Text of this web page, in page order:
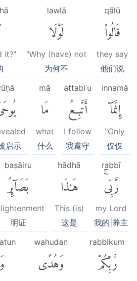
qālū
قَالُوا۟
they say
他们说
lawlā
لَوْلَا
"Why (have) not
为何不
it?"
innamā
إِنَّمَآ
"Only
仅仅
attabiʿu
أَتَّبِعُ
I follow
我遵守
mā
مَا
what
什么
启示
rabbī
رَّبِّىۚ
my Lord
我的|养主
hādhā
هَٰذَا
This (is)
这是
baṣāiru
بَصَآئِرُ
明证
rabbikum
رَّبِّكُمْ
wahudan
وَهُدًى